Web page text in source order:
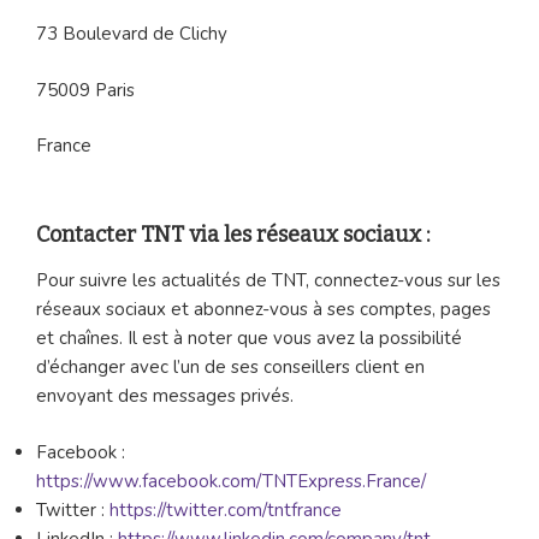
73 Boulevard de Clichy
75009 Paris
France
Contacter TNT via les réseaux sociaux :
Pour suivre les actualités de TNT, connectez-vous sur les
réseaux sociaux et abonnez-vous à ses comptes, pages
et chaînes. Il est à noter que vous avez la possibilité
d’échanger avec l’un de ses conseillers client en
envoyant des messages privés.
Facebook :
https://www.facebook.com/TNTExpress.France/
Twitter : https://twitter.com/tntfrance